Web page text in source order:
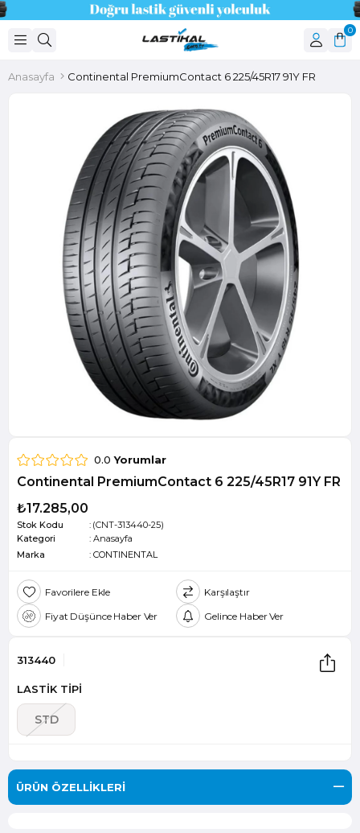
0
Anasayfa Continental PremiumContact 6 225/45R17 91Y FR
0.0 Yorumlar
Continental PremiumContact 6 225/45R17 91Y FR
₺17.285,00
Stok Kodu
(CNT-313440-25)
Kategori
: Anasayfa
Marka
: CONTINENTAL
Favorilere Ekle
Karşılaştır
Fiyat Düşünce Haber Ver
Gelince Haber Ver
313440
LASTİK TİPİ
STD
ÜRÜN ÖZELLIKLERI